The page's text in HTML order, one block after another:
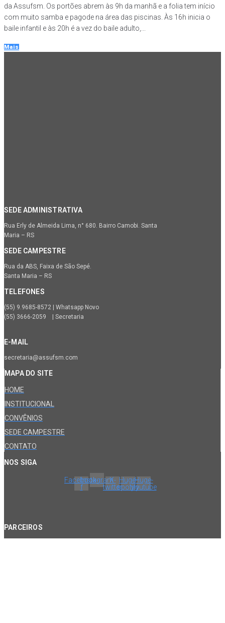
da Assufsm. Os portões abrem às 9h da manhã e a folia tem início
com muito samba e pagode na área das piscinas. Às 16h inicia o
baile infantil e às 20h é a vez do baile adulto,...
Mais
SEDE ADMINISTRATIVA
Rua Erly de Almeida Lima, n° 680. Bairro Camobi. Santa
Maria – RS
SEDE CAMPESTRE
Rua da ABS, Faixa de São Sepé.
Santa Maria – RS
TELEFONES
(55) 9.9685-8572 | Whatsapp Novo
(55) 3666-2059 | Secretaria
E-MAIL
secretaria@assufsm.com
MAPA DO SITE
HOME
INSTITUCIONAL
CONVÊNIOS
SEDE CAMPESTRE
CONTATO
NOS SIGA
Facebook-
f
InstagramX-
twitter
Huge-
spotify
Huge-
youtube
PARCEIROS